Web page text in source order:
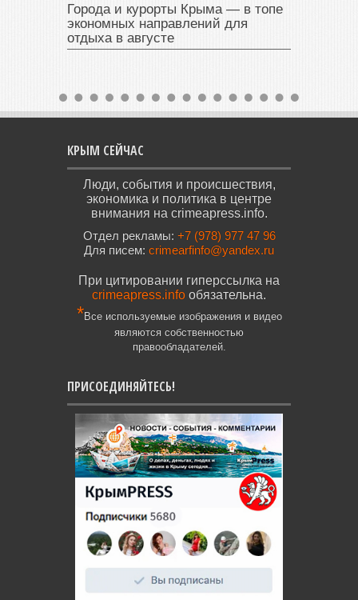
Города и курорты Крыма — в топе
экономных направлений для
отдыха в августе
КРЫМ СЕЙЧАС
Люди, события и происшествия,
экономика и политика в центре
внимания на crimeapress.info.
Отдел рекламы: +7 (978) 977 47 96
Для писем: crimearfinfo@yandex.ru
При цитировании гиперссылка на
crimeapress.info обязательна.
*Все используемые изображения и видео
являются собственностью
правообладателей.
ПРИСОЕДИНЯЙТЕСЬ!